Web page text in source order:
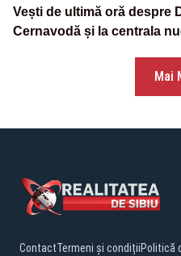
Vești de ultimă oră despre
Cernavodă și la centrala
Mai
ContactTermeni și condițiiPolitică